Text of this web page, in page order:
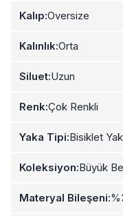
Kalıp:Oversize
Kalınlık:Orta
Siluet:Uzun
Renk:Çok Renkli
Yaka Tipi:Bisiklet
Koleksiyon:Büyük
Materyal Bileşeni: